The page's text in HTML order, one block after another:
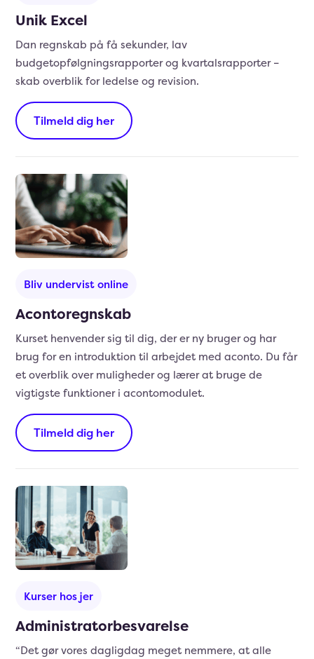
Unik Excel
Dan regnskab på få sekunder, lav
budgetopfølgningsrapporter og kvartalsrapporter –
skab overblik for ledelse og revision.
Tilmeld dig her
Acontoregnskab
Bliv undervist online
Kurset henvender sig til dig, der er ny bruger og har
brug for en introduktion til arbejdet med aconto. Du får
et overblik over muligheder og lærer at bruge de
vigtigste funktioner i acontomodulet.
Tilmeld dig her
Administratorbesvarelse
Kurser hos jer
“Det gør vores dagligdag meget nemmere, at alle